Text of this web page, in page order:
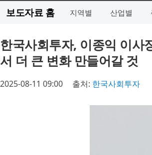
보도자료 홈 지역별 산업별
한국사회투자, 이종익 이사
서 더 큰 변화 만들어갈 것
2025-08-11 09:00 출처: 한국사회투자